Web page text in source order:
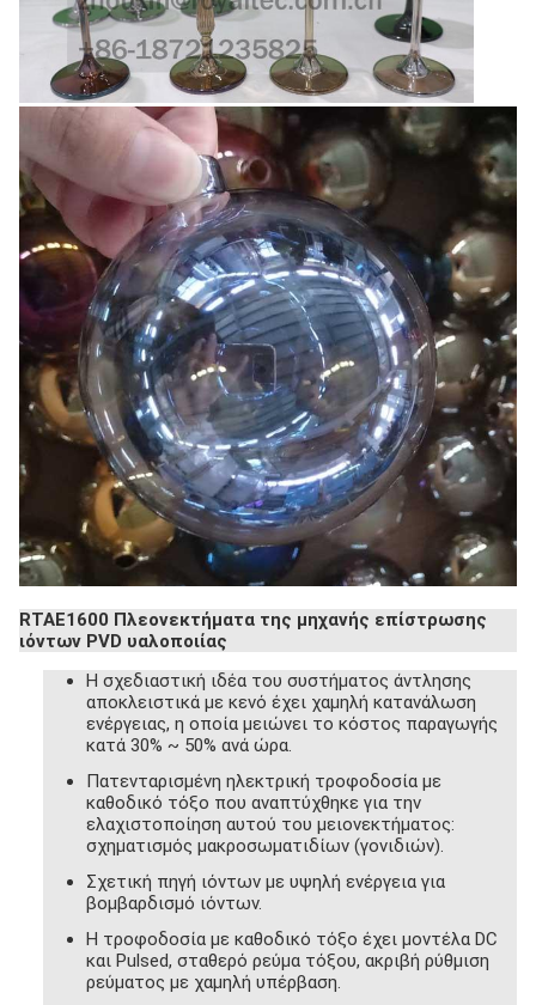
RTAE1600 Πλεονεκτήματα της μηχανής επίστρωσης
ιόντων PVD υαλοποιίας
Η σχεδιαστική ιδέα του συστήματος άντλησης
αποκλειστικά με κενό έχει χαμηλή κατανάλωση
ενέργειας, η οποία μειώνει το κόστος παραγωγής
κατά 30% ~ 50% ανά ώρα.
Πατενταρισμένη ηλεκτρική τροφοδοσία με
καθοδικό τόξο που αναπτύχθηκε για την
ελαχιστοποίηση αυτού του μειονεκτήματος:
σχηματισμός μακροσωματιδίων (γονιδιών).
Σχετική πηγή ιόντων με υψηλή ενέργεια για
βομβαρδισμό ιόντων.
Η τροφοδοσία με καθοδικό τόξο έχει μοντέλα DC
και Pulsed, σταθερό ρεύμα τόξου, ακριβή ρύθμιση
ρεύματος με χαμηλή υπέρβαση.